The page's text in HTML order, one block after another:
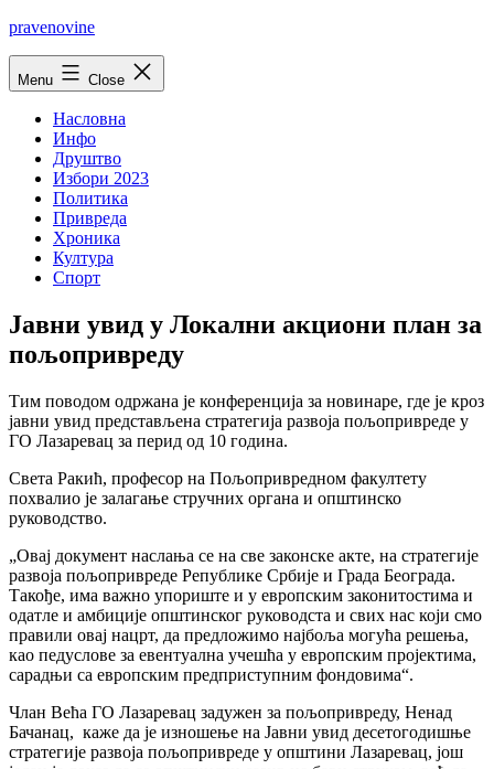
Skip
pravenovine
Menu Close
Насловна
Инфо
Друштво
Избори 2023
Политика
Привреда
Хроника
Култура
Спорт
Јавни увид у Локални акциони план за
пољопривреду
Тим поводом одржана је конференција за новинаре, где је кроз
јавни увид представљена стратегија развоја пољопривреде у
ГО Лазаревац за перид од 10 година.
Света Ракић, професор на Пољопривредном факултету
похвалио је залагање стручних органа и општинско
руководство.
„Овај документ наслања се на све законске акте, на стратегије
развоја пољопривреде Републике Србије и Града Београда.
Такође, има важно упориште и у европским законитостима и
одатле и амбиције општинског руководста и свих нас који смо
правили овај нацрт, да предложимо најбоља могућа решења,
као педуслове за евентуална учешћа у европским пројектима,
сарадњи са европским предприступним фондовима“.
Члан Већа ГО Лазаревац задужен за пољопривреду, Ненад
Бачанац, каже да је изношење на Јавни увид десетогодишње
стратегије развоја пољопривреде у општини Лазаревац, још